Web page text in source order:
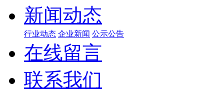
新闻动态
行业动态 企业新闻 公示公告
在线留言
联系我们